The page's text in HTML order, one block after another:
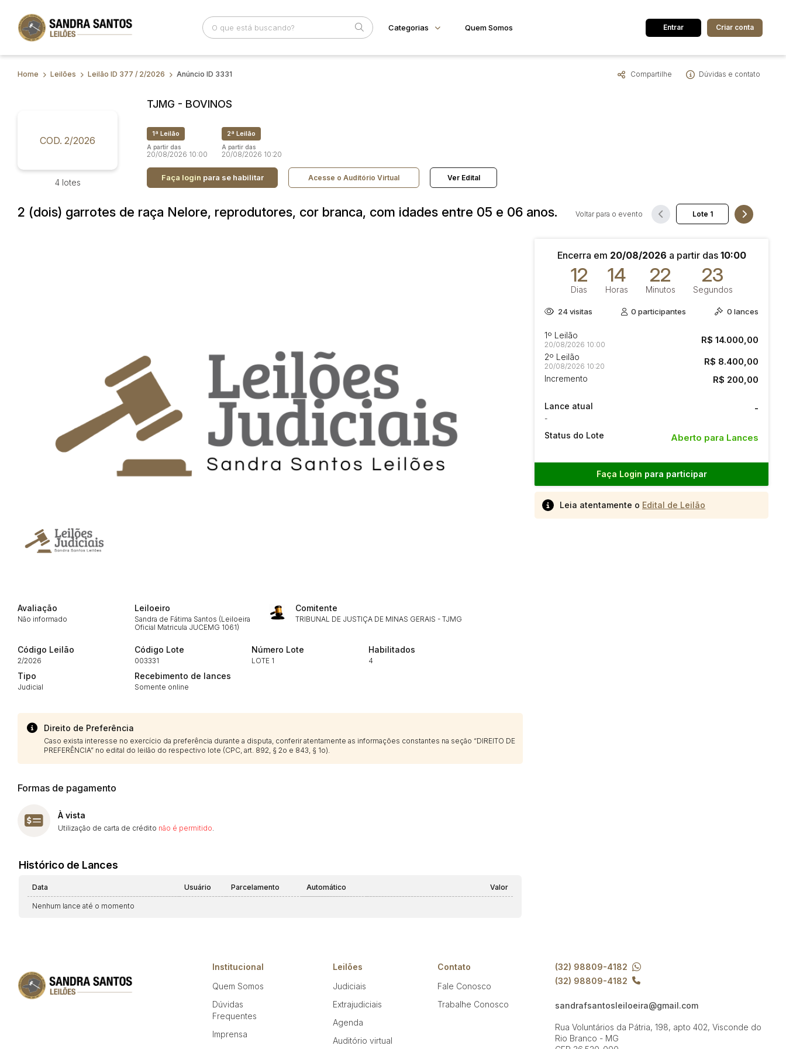
Busca por palavra-chave Categoria Cidade
Categorias Quem Somos Entrar Criar conta
Home Leilões Leilão ID 377 / 2/2026 Anúncio ID 3331 Compartilhe Dúvidas e contato
COD. 2/2026
4 lotes
TJMG - BOVINOS
1ª Leilão
A partir das
20/08/2026 10:00
2ª Leilão
A partir das
20/08/2026 10:20
Faça login para se habilitar Acesse o Auditório Virtual Ver Edital
2 (dois) garrotes de raça Nelore, reprodutores, cor branca, com idades entre 05 e 06 anos. Voltar para o evento
Encerra em 20/08/2026 a partir das 10:00
12
Dias
14
Horas
22
Minutos
23
Segundos
24visitas 0participantes 0 lances
1º Leilão
20/08/2026 10:00 R$ 14.000,00
2º Leilão
20/08/2026 10:20 R$ 8.400,00
Incremento R$ 200,00
Lance atual
-
-
Status do Lote Aberto para Lances
Faça Login para participar
Leia atentamente o Edital de Leilão
Avaliação
Não informado
Leiloeiro
Sandra de Fátima Santos (Leiloeira
Oficial Matricula JUCEMG 1061)
Comitente
TRIBUNAL DE JUSTIÇA DE MINAS GERAIS - TJMG
Código Leilão
2/2026
Código Lote
003331
Número Lote
LOTE 1
Habilitados
4
Tipo
Judicial
Recebimento de lances
Somente online
Direito de Preferência
Caso exista interesse no exercício da preferência durante a disputa, conferir atentamente as informações constantes na seção “DIREITO DE
PREFERÊNCIA” no edital do leilão do respectivo lote (CPC, art. 892, § 2o e 843, § 1o).
Formas de pagamento
À vista
Utilização de carta de crédito não é permitido
Histórico de Lances
Data Usuário Parcelamento Automático Valor
Nenhum lance até o momento
14/04/2025 18:43:11
14/04/2025 18:43:11
Habilite-se para efetuar lances ou propostas
Institucional
Quem Somos
Dúvidas
Frequentes
Imprensa
Leilões
Judiciais
Extrajudiciais
Agenda
Auditório virtual
Contato
Fale Conosco
Trabalhe Conosco
(32) 98809-4182
(32) 98809-4182
sandrafsantosleiloeira@gmail.com
Rua Voluntários da Pátria, 198, apto 402, Visconde do
Rio Branco - MG